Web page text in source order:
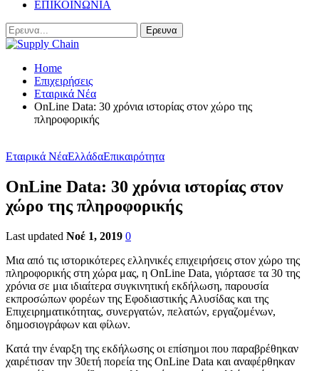
ΕΠΙΚΟΙΝΩΝΙΑ
Home
Επιχειρήσεις
Εταιρικά Νέα
OnLine Data: 30 χρόνια ιστορίας στον χώρο της
πληροφορικής
Εταιρικά ΝέαΕλλάδαΕπικαιρότητα
OnLine Data: 30 χρόνια ιστορίας στον
χώρο της πληροφορικής
Last updated Νοέ 1, 2019 0
Μια από τις ιστορικότερες ελληνικές επιχειρήσεις στον χώρο της
πληροφορικής στη χώρα μας, η OnLine Data, γιόρτασε τα 30 της
χρόνια σε μια ιδιαίτερα συγκινητική εκδήλωση, παρουσία
εκπροσώπων φορέων της Εφοδιαστικής Αλυσίδας και της
Επιχειρηματικότητας, συνεργατών, πελατών, εργαζομένων,
δημοσιογράφων και φίλων.
Κατά την έναρξη της εκδήλωσης οι επίσημοι που παραβρέθηκαν
χαιρέτισαν την 30ετή πορεία της OnLine Data και αναφέρθηκαν